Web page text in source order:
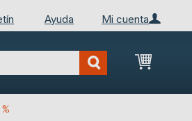
Mi cuenta
Ayuda
Mi